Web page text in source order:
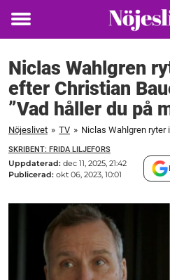
Toggle
Niclas Wahlgren
efter Christian
”Vad håller du på
Nöjeslivet » TV »
SKRIBENT: FRIDA LILJEFORS
Uppdaterad: dec 11, 2025, 21:42
Publicerad: okt 06, 2023, 10:01